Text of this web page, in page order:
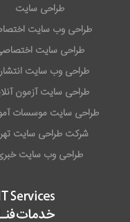
طراحی سایت
طراحی وب سایت
طراحی سایت
طراحی وب سایت
طراحی سایت آزمون
طراحی سایت موسسات
شرکت طراحی سایت
طراحی وب سایت